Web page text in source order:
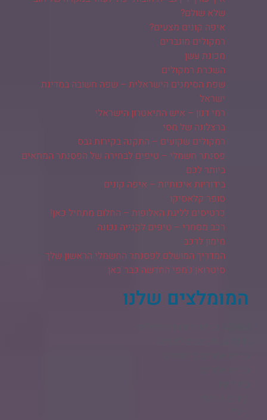
שלא שולם?
איפה קונים מצעים?
רמקולים מוגברים
מכונת עשן
השכרת רמקולים
שפת הסימנים הישראלית – שפה חשובה במדינת
ישראל
רמי דנון – איש התיאטרון הישראלי
ברצלונה של מסי
רמקולים שקועים – התקנה בקירות גבס
פסנתר חשמלי – טיפים לבחירה של הפסנתר המתאים
ביותר לכם
בידוריות איכותיות – איפה קונים
סופר קלאסיקו
כרטיסים לליגת האלופות – החלום מתחיל כאן!
רכב מסחרי – טיפים לקנייה נכונה
מימון לרכב
המדריך המושלם לפסנתר החשמלי הראשון שלך
סיטרואן ג'מפי החדשה כבר כאן
המומלצים שלנו